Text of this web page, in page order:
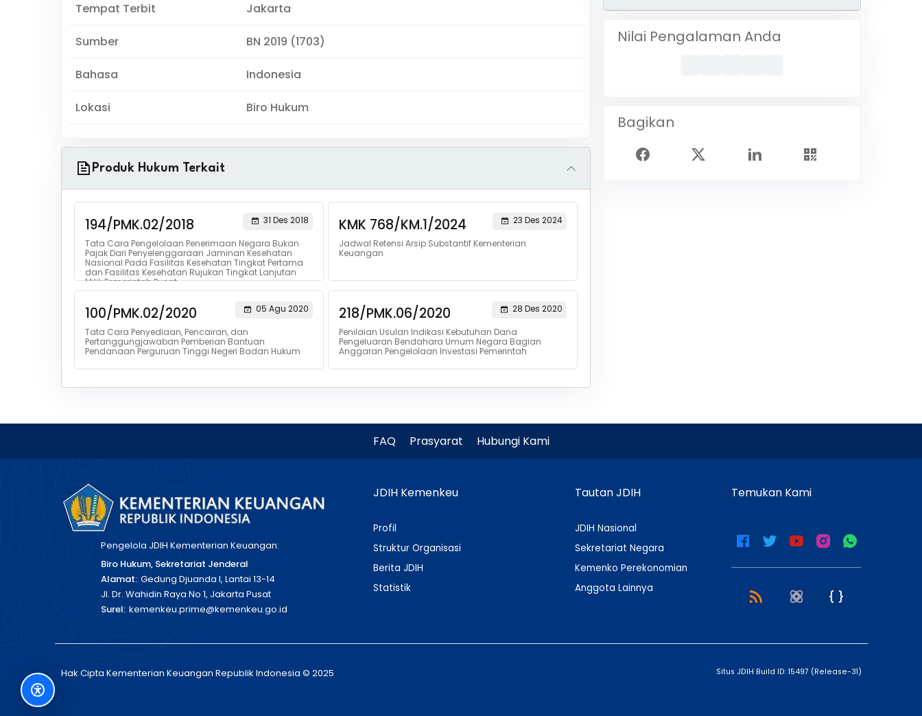
Tempat Terbit Jakarta
Sumber BN 2019 (1703)
Bahasa Indonesia
Lokasi Biro Hukum
Produk Hukum Terkait
194/PMK.02/2018
31 Des 2018
Tata Cara Pengelolaan Penerimaan Negara Bukan
Pajak Dari Penyelenggaraan Jaminan Kesehatan
Nasional Pada Fasilitas Kesehatan Tingkat Pertama
dan Fasilitas Kesehatan Rujukan Tingkat Lanjutan
Milik Pemerintah Pusat
KMK 768/KM.1/2024
23 Des 2024
Jadwal Retensi Arsip Substantif Kementerian
Keuangan
100/PMK.02/2020
05 Agu 2020
Tata Cara Penyediaan, Pencairan, dan
Pertanggungjawaban Pemberian Bantuan
Pendanaan Perguruan Tinggi Negeri Badan Hukum
218/PMK.06/2020
28 Des 2020
Penilaian Usulan Indikasi Kebutuhan Dana
Pengeluaran Bendahara Umum Negara Bagian
Anggaran Pengelolaan Investasi Pemerintah
Nilai Pengalaman Anda
Bagikan
FAQ Prasyarat Hubungi Kami
Pengelola JDIH Kementerian Keuangan:
Biro Hukum, Sekretariat Jenderal
Alamat: Gedung Djuanda I, Lantai 13-14
Jl. Dr. Wahidin Raya No 1, Jakarta Pusat
Surel: kemenkeu.prime@kemenkeu.go.id
JDIH Kemenkeu
Profil
Struktur Organisasi
Berita JDIH
Statistik
Tautan JDIH
JDIH Nasional
Sekretariat Negara
Kemenko Perekonomian
Anggota Lainnya
Temukan Kami
Hak Cipta Kementerian Keuangan Republik Indonesia © 2025 Situs JDIH Build ID: 15497 (Release-31)